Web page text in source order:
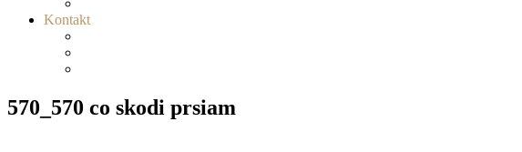
Kontakt
570_570 co skodi prsiam